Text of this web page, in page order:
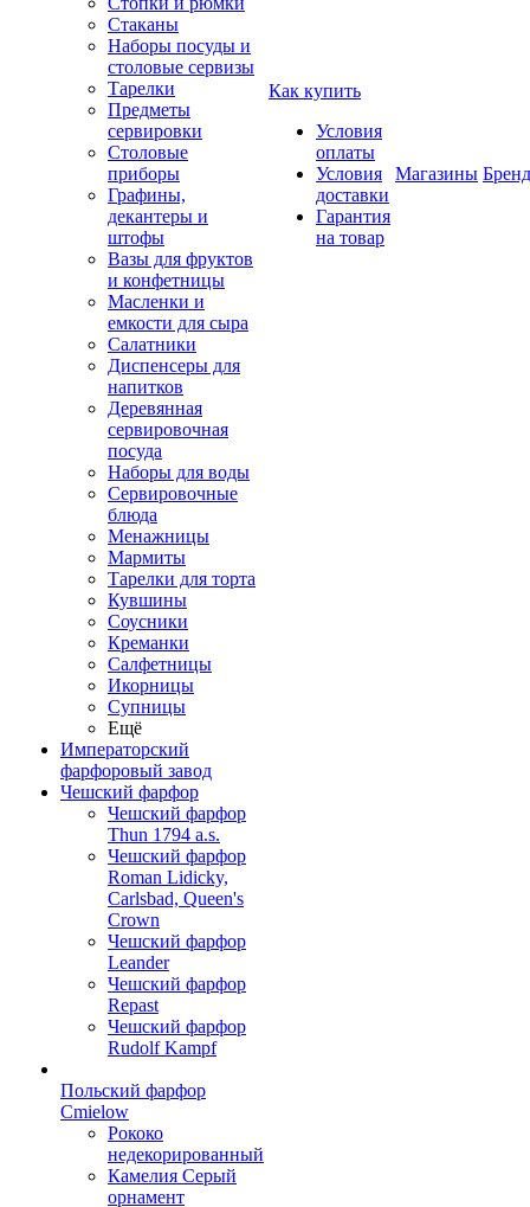
Стаканы
Наборы посуды и
столовые сервизы
Тарелки
Предметы
сервировки
Столовые
приборы
Графины,
декантеры и
штофы
Вазы для фруктов
и конфетницы
Масленки и
емкости для сыра
Салатники
Диспенсеры для
напитков
Деревянная
сервировочная
посуда
Наборы для воды
Сервировочные
блюда
Менажницы
Мармиты
Тарелки для торта
Кувшины
Соусники
Креманки
Салфетницы
Икорницы
Супницы
Ещё
Императорский
фарфоровый завод
Чешский фарфор
Чешский фарфор
Thun 1794 a.s.
Чешский фарфор
Roman Lidicky,
Carlsbad, Queen's
Crown
Чешский фарфор
Leander
Чешский фарфор
Repast
Чешский фарфор
Rudolf Kampf
Польский фарфор
Сmielow
Рококо
недекорированный
Камелия Серый
орнамент
Как купить
Условия
оплаты
Условия
доставки
Гарантия
на товар
Магазины